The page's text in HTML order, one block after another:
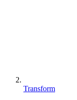
Transform